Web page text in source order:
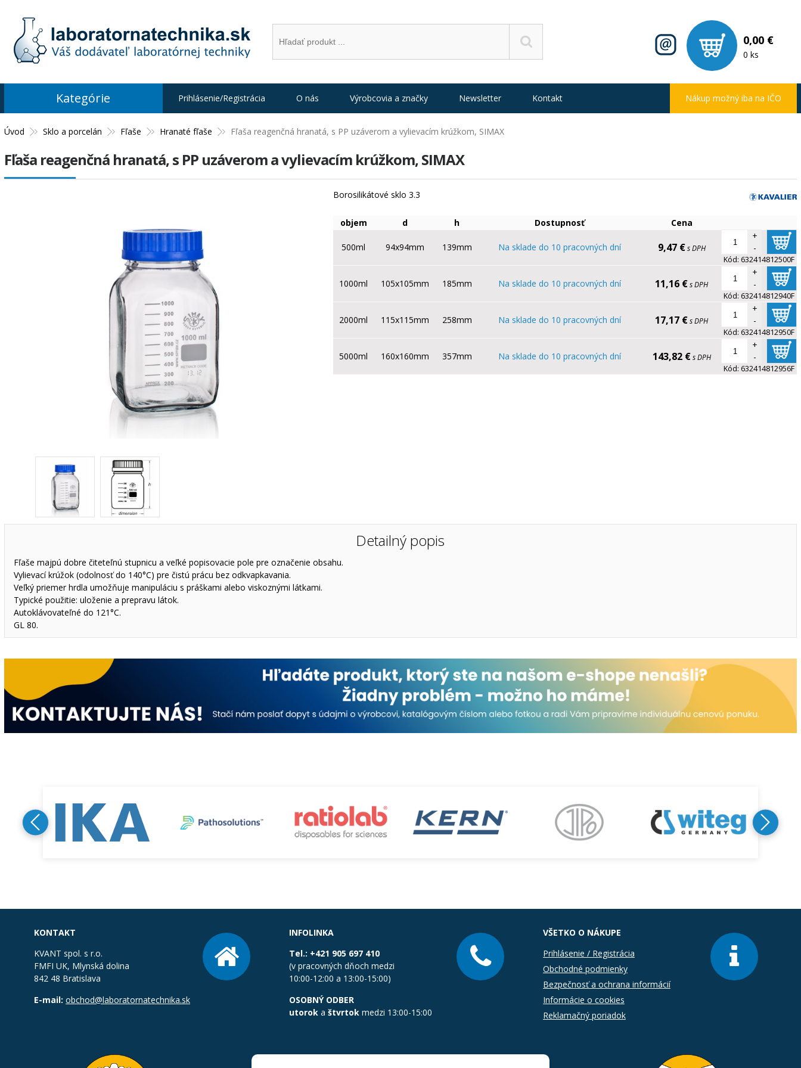
0,00 €
0 ks
Úvod Sklo a porcelán Fľaše Hranaté fľaše Fľaša reagenčná hranatá, s PP uzáverom a vylievacím krúžkom, SIMAX
Fľaša reagenčná hranatá, s PP uzáverom a vylievacím krúžkom, SIMAX
Borosilikátové sklo 3.3
objem d h Dostupnosť Cena
500ml 94x94mm 139mm Na sklade do 10 pracovných dní 9,47 € s DPH
+
-
Kód: 632414812500F
1000ml 105x105mm 185mm Na sklade do 10 pracovných dní 11,16 €s DPH
+
-
Kód: 632414812940F
2000ml 115x115mm 258mm Na sklade do 10 pracovných dní 17,17 €s DPH
+
-
Kód: 632414812950F
5000ml 160x160mm 357mm Na sklade do 10 pracovných dní 143,82 € s DPH
+
-
Kód: 632414812956F
Detailný popis
Fľaše majpú dobre čiteteľnú stupnicu a veľké popisovacie pole pre označenie obsahu.
Vylievací krúžok (odolnosť do 140°C) pre čistú prácu bez odkvapkavania.
Veľký priemer hrdla umožňuje manipuláciu s práškami alebo viskoznými látkami.
Typické použitie: uloženie a prepravu látok.
Autoklávovateľné do 121°C.
GL 80.
Kategórie Prihlásenie/Registrácia O nás Výrobcovia a značky Newsletter Kontakt Nákup možný iba na IČO
KONTAKT
KVANT spol. s r.o.
FMFI UK, Mlynská dolina
842 48 Bratislava
E-mail: obchod@laboratornatechnika.sk
INFOLINKA
Tel.: +421 905 697 410
(v pracovných dňoch medzi
10:00-12:00 a 13:00-15:00)
OSOBNÝ ODBER
utorok a štvrtok medzi 13:00-15:00
VŠETKO O NÁKUPE
Prihlásenie / Registrácia
Obchodné podmienky
Bezpečnosť a ochrana informácií
Informácie o cookies
Reklamačný poriadok